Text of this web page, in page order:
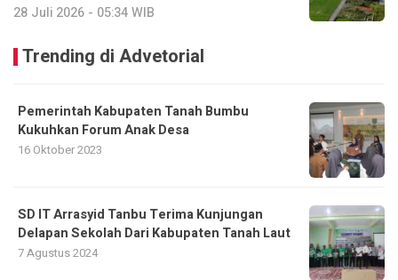
28 Juli 2026 - 05:34 WIB
Trending di Advetorial
Pemerintah Kabupaten Tanah Bumbu
Kukuhkan Forum Anak Desa
16 Oktober 2023
SD IT Arrasyid Tanbu Terima Kunjungan
Delapan Sekolah Dari Kabupaten Tanah Laut
7 Agustus 2024